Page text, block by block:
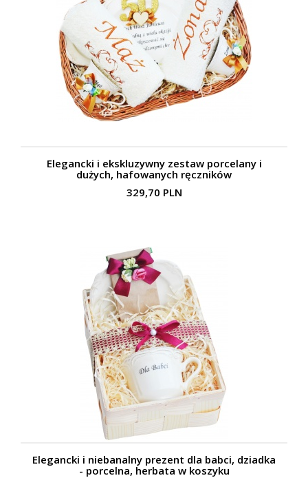
Elegancki i ekskluzywny zestaw porcelany i
dużych, hafowanych ręczników
329,70 PLN
Elegancki i niebanalny prezent dla babci, dziadka
- porcelna, herbata w koszyku